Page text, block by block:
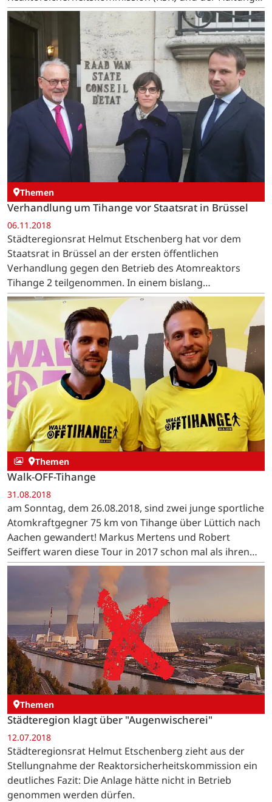
der Bunderegierung beschäftigen.
Themen
Verhandlung um Tihange vor Staatsrat in Brüssel
06.11.2018
Städteregionsrat Helmut Etschenberg hat vor dem
Staatsrat in Brüssel an der ersten öffentlichen
Verhandlung gegen den Betrieb des Atomreaktors
Tihange 2 teilgenommen. In einem bislang
beispiellosen Verfahren trägt die StädteRegion Aachen
in diesem Klageverfahren…
Themen
Walk-OFF-Tihange
31.08.2018
am Sonntag, dem 26.08.2018, sind zwei junge sportliche
Atomkraftgegner 75 km von Tihange über Lüttich nach
Aachen gewandert! Markus Mertens und Robert
Seiffert waren diese Tour in 2017 schon mal als ihren
individuellen Beitrag zur damaligen Menschenkette…
Themen
Städteregion klagt über "Augenwischerei"
12.07.2018
Städteregionsrat Helmut Etschenberg zieht aus der
Stellungnahme der Reaktorsicherheitskommission ein
deutliches Fazit: Die Anlage hätte nicht in Betrieb
genommen werden dürfen.